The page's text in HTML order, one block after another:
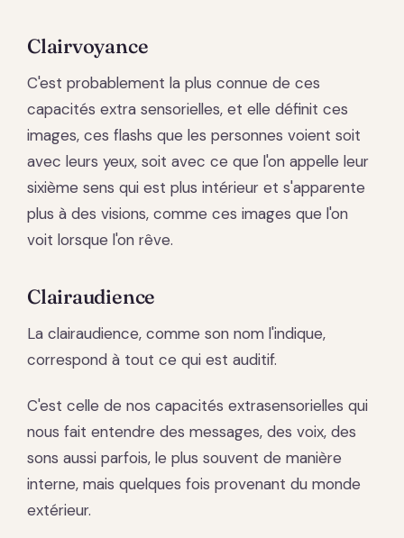
Clairvoyance
C'est probablement la plus connue de ces
capacités extra sensorielles, et elle définit ces
images, ces flashs que les personnes voient soit
avec leurs yeux, soit avec ce que l'on appelle leur
sixième sens qui est plus intérieur et s'apparente
plus à des visions, comme ces images que l'on
voit lorsque l'on rêve.
Clairaudience
La clairaudience, comme son nom l'indique,
correspond à tout ce qui est auditif.
C'est celle de nos capacités extrasensorielles qui
nous fait entendre des messages, des voix, des
sons aussi parfois, le plus souvent de manière
interne, mais quelques fois provenant du monde
extérieur.